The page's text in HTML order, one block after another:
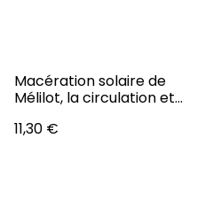
Macération solaire de
Mélilot, la circulation et
11,30 €